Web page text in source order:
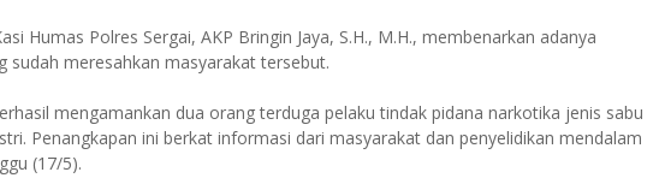
Humas Polres Sergai, AKP Bringin Jaya, S.H., M.H., membenarkan adanya
sudah meresahkan masyarakat tersebut.
mengamankan dua orang terduga pelaku tindak pidana narkotika jenis sabu
Penangkapan ini berkat informasi dari masyarakat dan penyelidikan mendalam
(17/5).